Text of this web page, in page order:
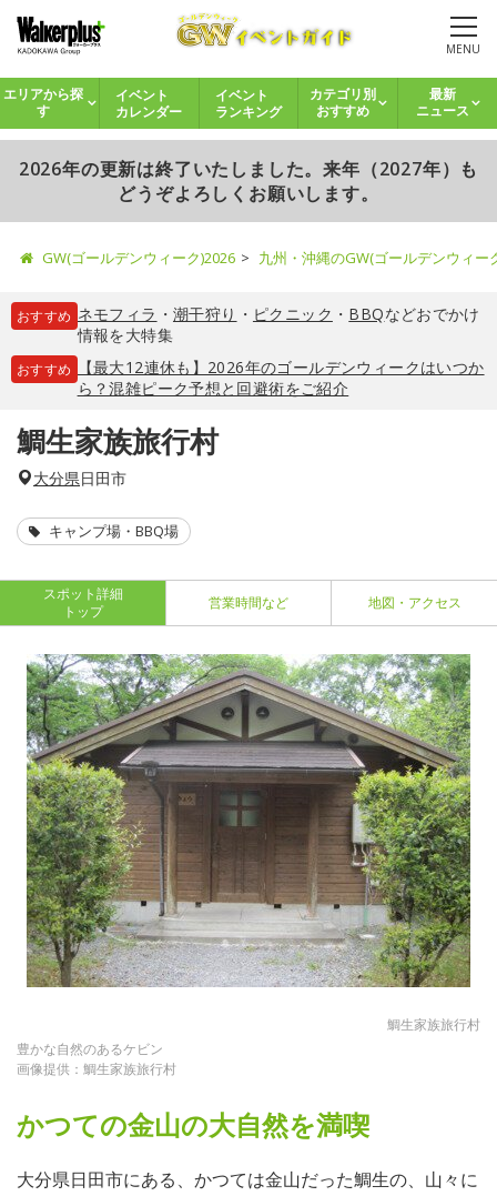
MENU
エリアから探
す
イベント
カレンダー
イベント
ランキング
カテゴリ別
おすすめ
最新
ニュース
2026年の更新は終了いたしました。来年（2027年）も
どうぞよろしくお願いします。
GW(ゴールデンウィーク)2026 九州・沖縄のGW(ゴールデンウィ
おすすめ ネモフィラ ・ 潮干狩り ・ ピクニック ・ BBQなどおでかけ
情報を大特集
おすすめ
【最大12連休も】2026年のゴールデンウィークはいつか
ら？混雑ピーク予想と回避術をご紹介
鯛生家族旅行村
大分県日田市
キャンプ場・BBQ場
スポット詳細
トップ
営業時間など 地図・アクセス
鯛生家族旅行村
豊かな自然のあるケビン
画像提供：鯛生家族旅行村
かつての金山の大自然を満喫
大分県日田市にある、かつては金山だった鯛生の、山々に